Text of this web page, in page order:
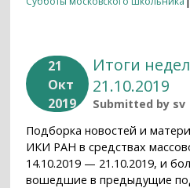
21
Окт
2019
Итоги
21.10.2019
Submitted by sv
Подборка новостей и
ИКИ РАН в средствах
14.10.2019 — 21.10.2019, и
вошедшие в предыдущие